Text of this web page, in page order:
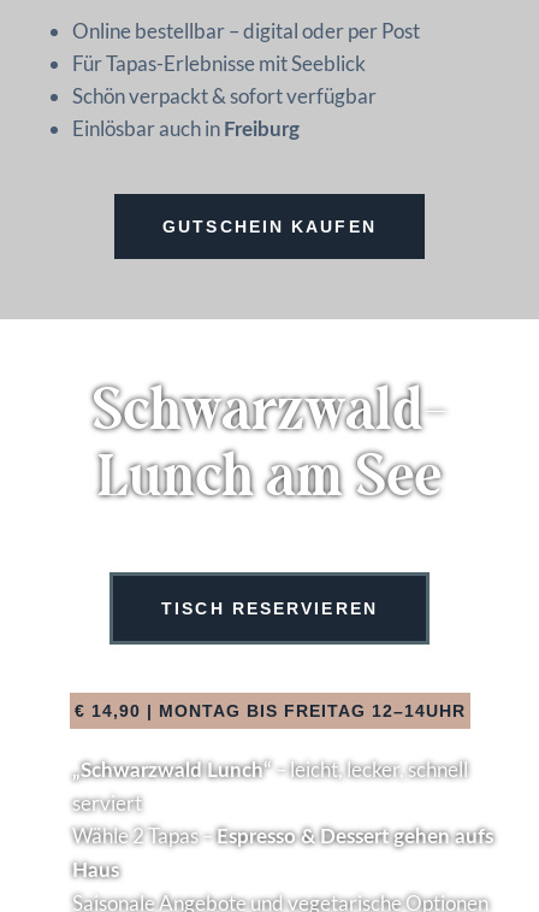
Online bestellbar – digital oder per Post
Für Tapas-Erlebnisse mit Seeblick
Schön verpackt & sofort verfügbar
Einlösbar auch in Freiburg
GUTSCHEIN KAUFEN
Schwarzwald-
Lunch am See
TISCH RESERVIEREN
€ 14,90 | MONTAG BIS FREITAG 12–14UHR
„Schwarzwald Lunch“– leicht, lecker, schnell
serviert
Wähle 2 Tapas –Espresso & Dessert gehen aufs
Haus
Saisonale Angebote und vegetarische Optionen